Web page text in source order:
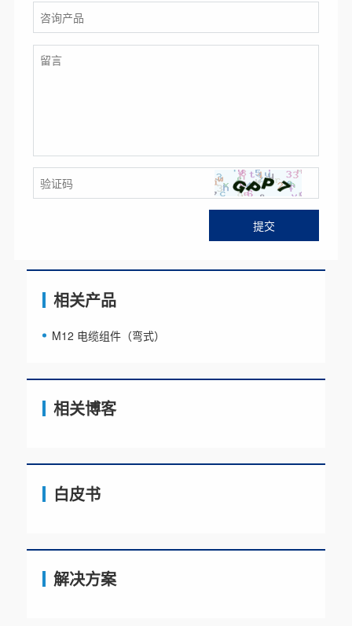
相关产品
M12 电缆组件（弯式）
相关博客
白皮书
解决方案